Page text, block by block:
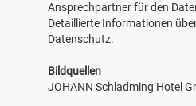
Ansprechpartner für den
Detaillierte Informationen
Datenschutz.
Bildquellen
JOHANN Schladming Hotel